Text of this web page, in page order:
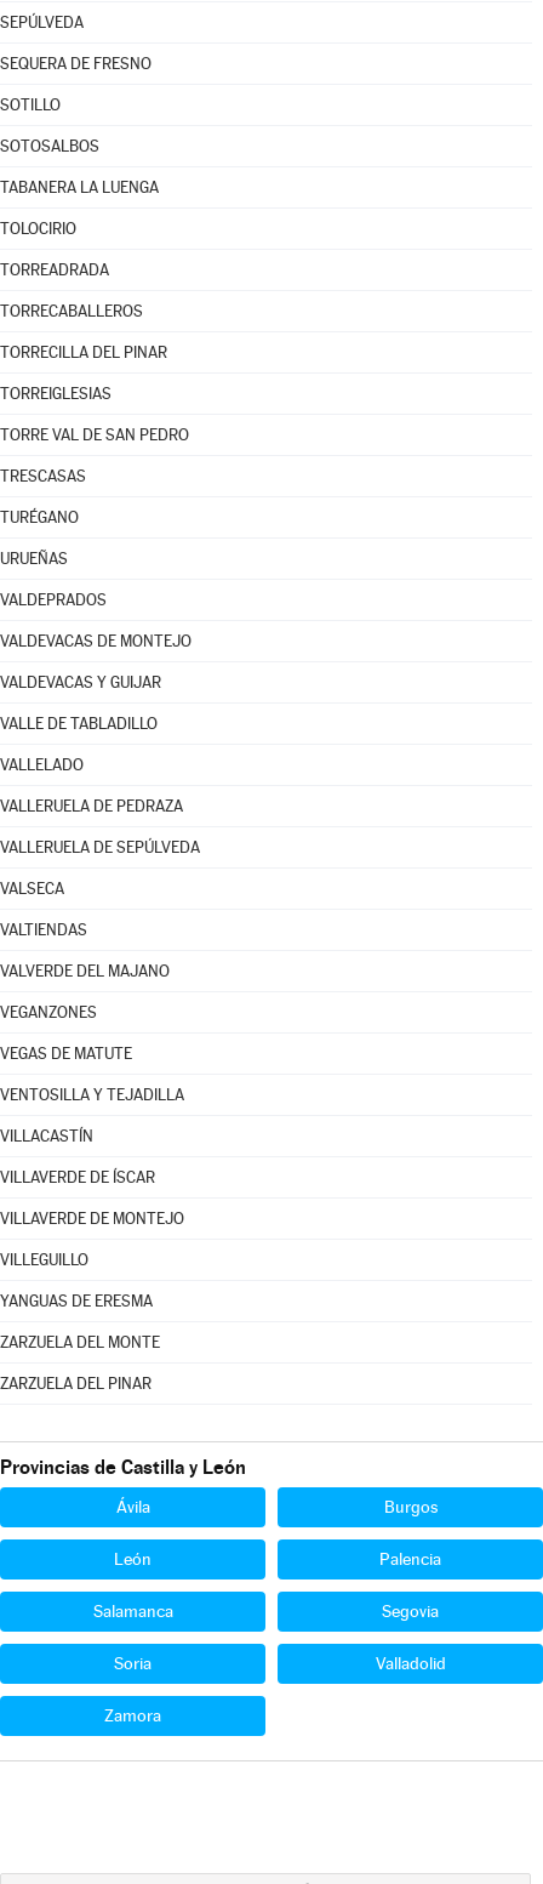
SEPÚLVEDA
SEQUERA DE FRESNO
SOTILLO
SOTOSALBOS
TABANERA LA LUENGA
TOLOCIRIO
TORREADRADA
TORRECABALLEROS
TORRECILLA DEL PINAR
TORREIGLESIAS
TORRE VAL DE SAN PEDRO
TRESCASAS
TURÉGANO
URUEÑAS
VALDEPRADOS
VALDEVACAS DE MONTEJO
VALDEVACAS Y GUIJAR
VALLE DE TABLADILLO
VALLELADO
VALLERUELA DE PEDRAZA
VALLERUELA DE SEPÚLVEDA
VALSECA
VALTIENDAS
VALVERDE DEL MAJANO
VEGANZONES
VEGAS DE MATUTE
VENTOSILLA Y TEJADILLA
VILLACASTÍN
VILLAVERDE DE ÍSCAR
VILLAVERDE DE MONTEJO
VILLEGUILLO
YANGUAS DE ERESMA
ZARZUELA DEL MONTE
ZARZUELA DEL PINAR
Provincias de Castilla y León
Ávila Burgos
León Palencia
Salamanca Segovia
Soria Valladolid
Zamora